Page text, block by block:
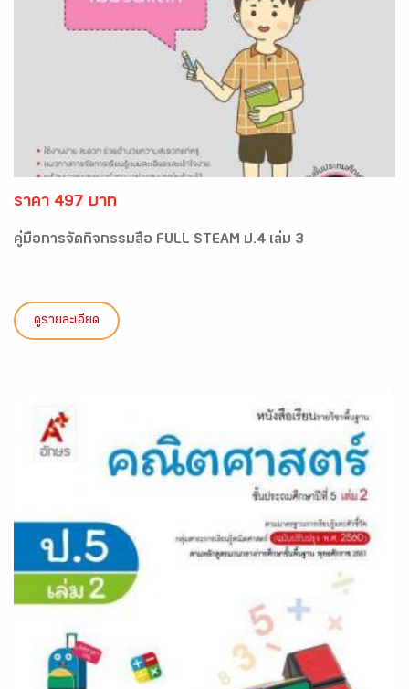
ราคา 497 บาท
คู่มือการจัดกิจกรรมสื่อ FULL STEAM ป.4 เล่ม 3
ดูรายละเอียด